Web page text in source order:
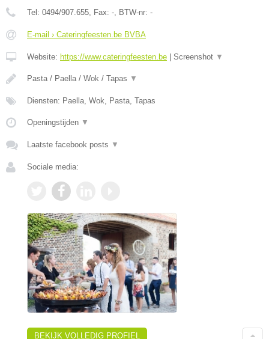
Tel: 0494/907.655, Fax: -, BTW-nr: -
E-mail › Cateringfeesten.be BVBA
Website: https://www.cateringfeesten.be Screenshot ▼
Pasta / Paella / Wok / Tapas ▼
Diensten: Paella, Wok, Pasta, Tapas
Openingstijden ▼
Laatste facebook posts ▼
Sociale media:
BEKIJK VOLLEDIG PROFIEL